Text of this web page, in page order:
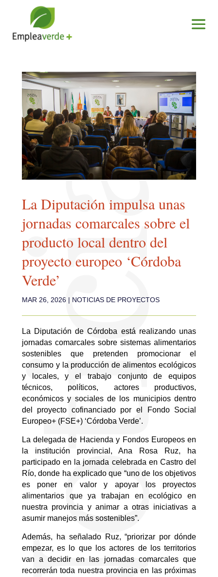
La Diputación impulsa unas
jornadas comarcales sobre el
producto local dentro del
proyecto europeo ‘Córdoba
Verde’
MAR 26, 2026| NOTICIAS DE PROYECTOS
La Diputación de Córdoba está realizando unas
jornadas comarcales sobre sistemas alimentarios
sostenibles que pretenden promocionar el
consumo y la producción de alimentos ecológicos
y locales, y el trabajo conjunto de equipos
técnicos, políticos, actores productivos,
económicos y sociales de los municipios dentro
del proyecto cofinanciado por el Fondo Social
Europeo+ (FSE+) ‘Córdoba Verde’.
La delegada de Hacienda y Fondos Europeosen
la institución provincial , Ana Rosa Ruz, ha
participado en la jornada celebrada en Castro del
Río, donde ha explicado que “uno de los objetivos
es poner en valor y apoyar los proyectos
alimentarios que ya trabajan en ecológico en
nuestra provincia y animar a otras iniciativas a
asumir manejos más sostenibles”.
Además,
ha señalado Ruz, “priorizar por dónde
empezar, es lo que los actores de los territorios
van a decidir en las jornadas comarcales que
recorrerán toda nuestra provincia en las próximas